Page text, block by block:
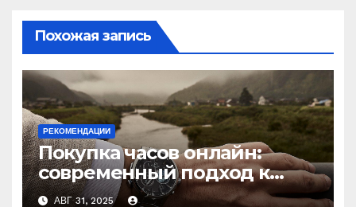
Похожая запись
РЕКОМЕНДАЦИИ
Покупка часов онлайн:
современный подход к
выбору аксессуаров
АВГ 31, 2025